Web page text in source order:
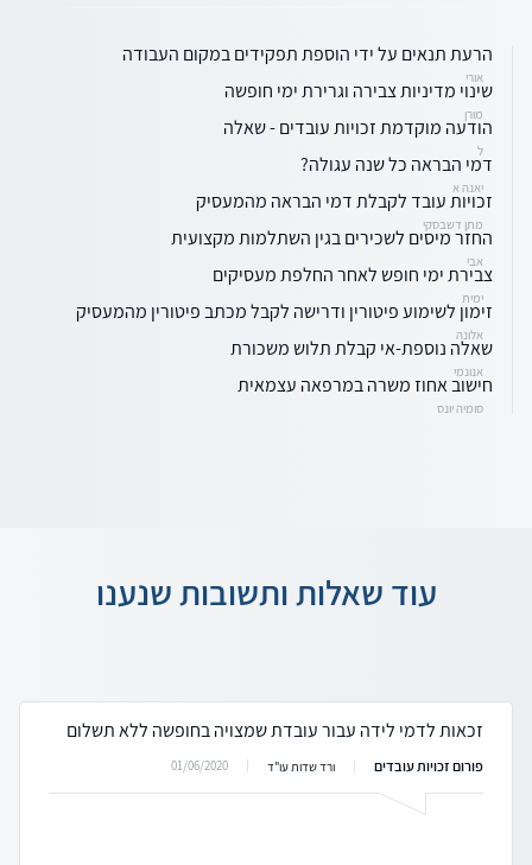
הרעת תנאים על ידי הוספת תפקידים במקום העבודה
אורי
שינוי מדיניות צבירה וגרירת ימי חופשה
מורן
הודעה מוקדמת זכויות עובדים - שאלה
ל
דמי הבראה כל שנה עגולה?
יאנה א
זכויות עובד לקבלת דמי הבראה מהמעסיק
מתן דשבסקי
החזר מיסים לשכירים בגין השתלמות מקצועית
אבי
צבירת ימי חופש לאחר החלפת מעסיקים
ימית
זימון לשימוע פיטורין ודרישה לקבל מכתב פיטורין מהמעסיק
אלונה
שאלה נוספת-אי קבלת תלוש משכורת
אנונמי
חישוב אחוז משרה במרפאה עצמאית
סומיה יונס
עוד שאלות ותשובות שנענו
זכאות לדמי לידה עבור עובדת שמצויה בחופשה ללא תשלום
פורום זכויות עובדים ורד שדות עו"ד 01/06/2020